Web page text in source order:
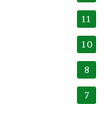
11
10
8
7